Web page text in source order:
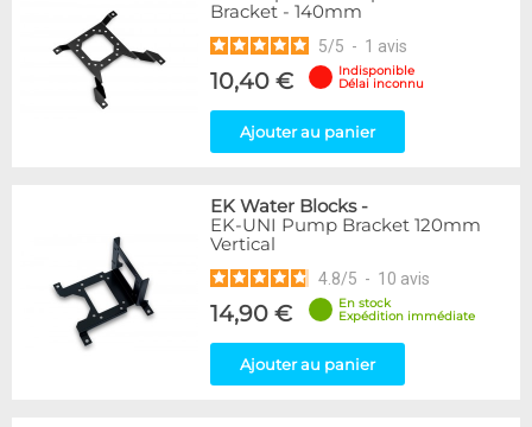
Bracket - 140mm
5/5 - 1 avis
10,40 €
Indisponible
Délai inconnu
Ajouter au panier
EK Water Blocks-
EK-UNI Pump Bracket 120mm
Vertical
4.8/5 - 10 avis
14,90 €
En stock
Expédition immédiate
Ajouter au panier